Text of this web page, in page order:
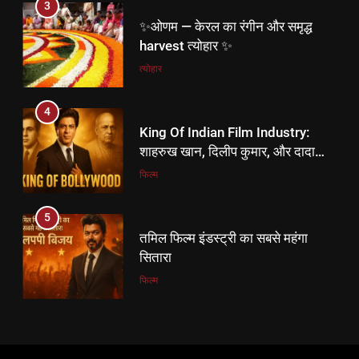
4
King Of Indian Film Industry:
शाहरुख खान, दिलीप कुमार, और दादा
5
तमिल फिल्म इंडस्ट्री का सबसे महंगा
सितारा
6
विश्वामित्र की वंशावली – कौशिक वंश का
इतिहास और रहस्य
3
✨ओणम — केरल का रंगीन और समृद्ध
harvest त्योहार ✨
त्योहार
4
King Of Indian Film Industry:
शाहरुख खान, दिलीप कुमार, और दादा
साहब फाल्के।
फिल्म
5
तमिल फिल्म इंडस्ट्री का सबसे महंगा
सितारा
फिल्म